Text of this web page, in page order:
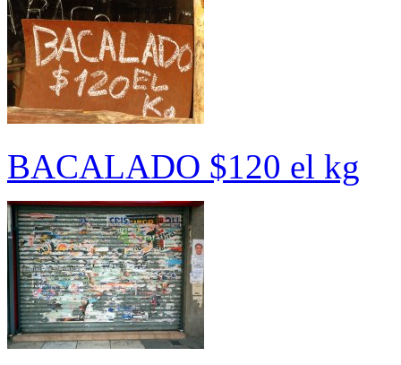
BACALADO $120 el kg